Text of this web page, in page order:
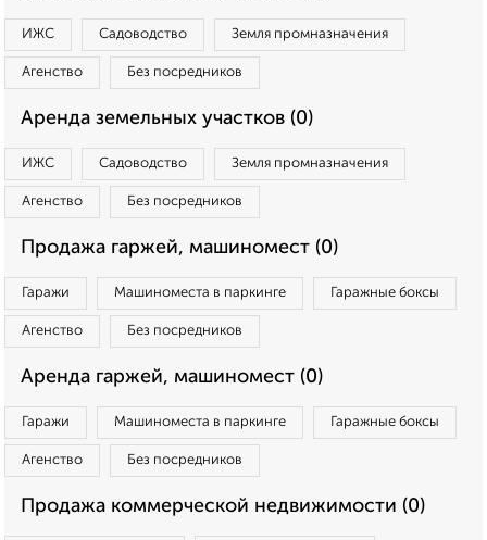
ИЖС Садоводство Земля промназначения
Агенство Без посредников
Аренда земельных участков (0)
ИЖС Садоводство Земля промназначения
Агенство Без посредников
Продажа гаржей, машиномест (0)
Гаражи Машиноместа в паркинге Гаражные боксы
Агенство Без посредников
Аренда гаржей, машиномест (0)
Гаражи Машиноместа в паркинге Гаражные боксы
Агенство Без посредников
Продажа коммерческой недвижимости (0)